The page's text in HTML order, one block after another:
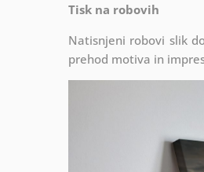
Tisk na robovih
Natisnjeni robovi slik
prehod motiva in